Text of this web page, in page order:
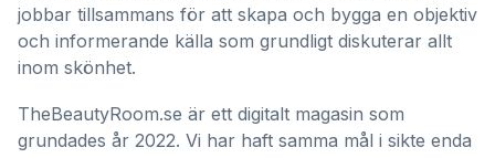
jobbar tillsammans för att skapa och bygga en objektiv
och informerande källa som grundligt diskuterar allt
inom skönhet.
TheBeautyRoom.se är ett digitalt magasin som
grundades år 2022. Vi har haft samma mål i sikte enda